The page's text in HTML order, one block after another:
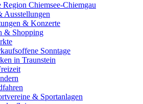
Region Chiemsee-Chiemgau
Ausstellungen
& Konzerte
& Shopping
Sonntage
in Traunstein
& Sportanlagen